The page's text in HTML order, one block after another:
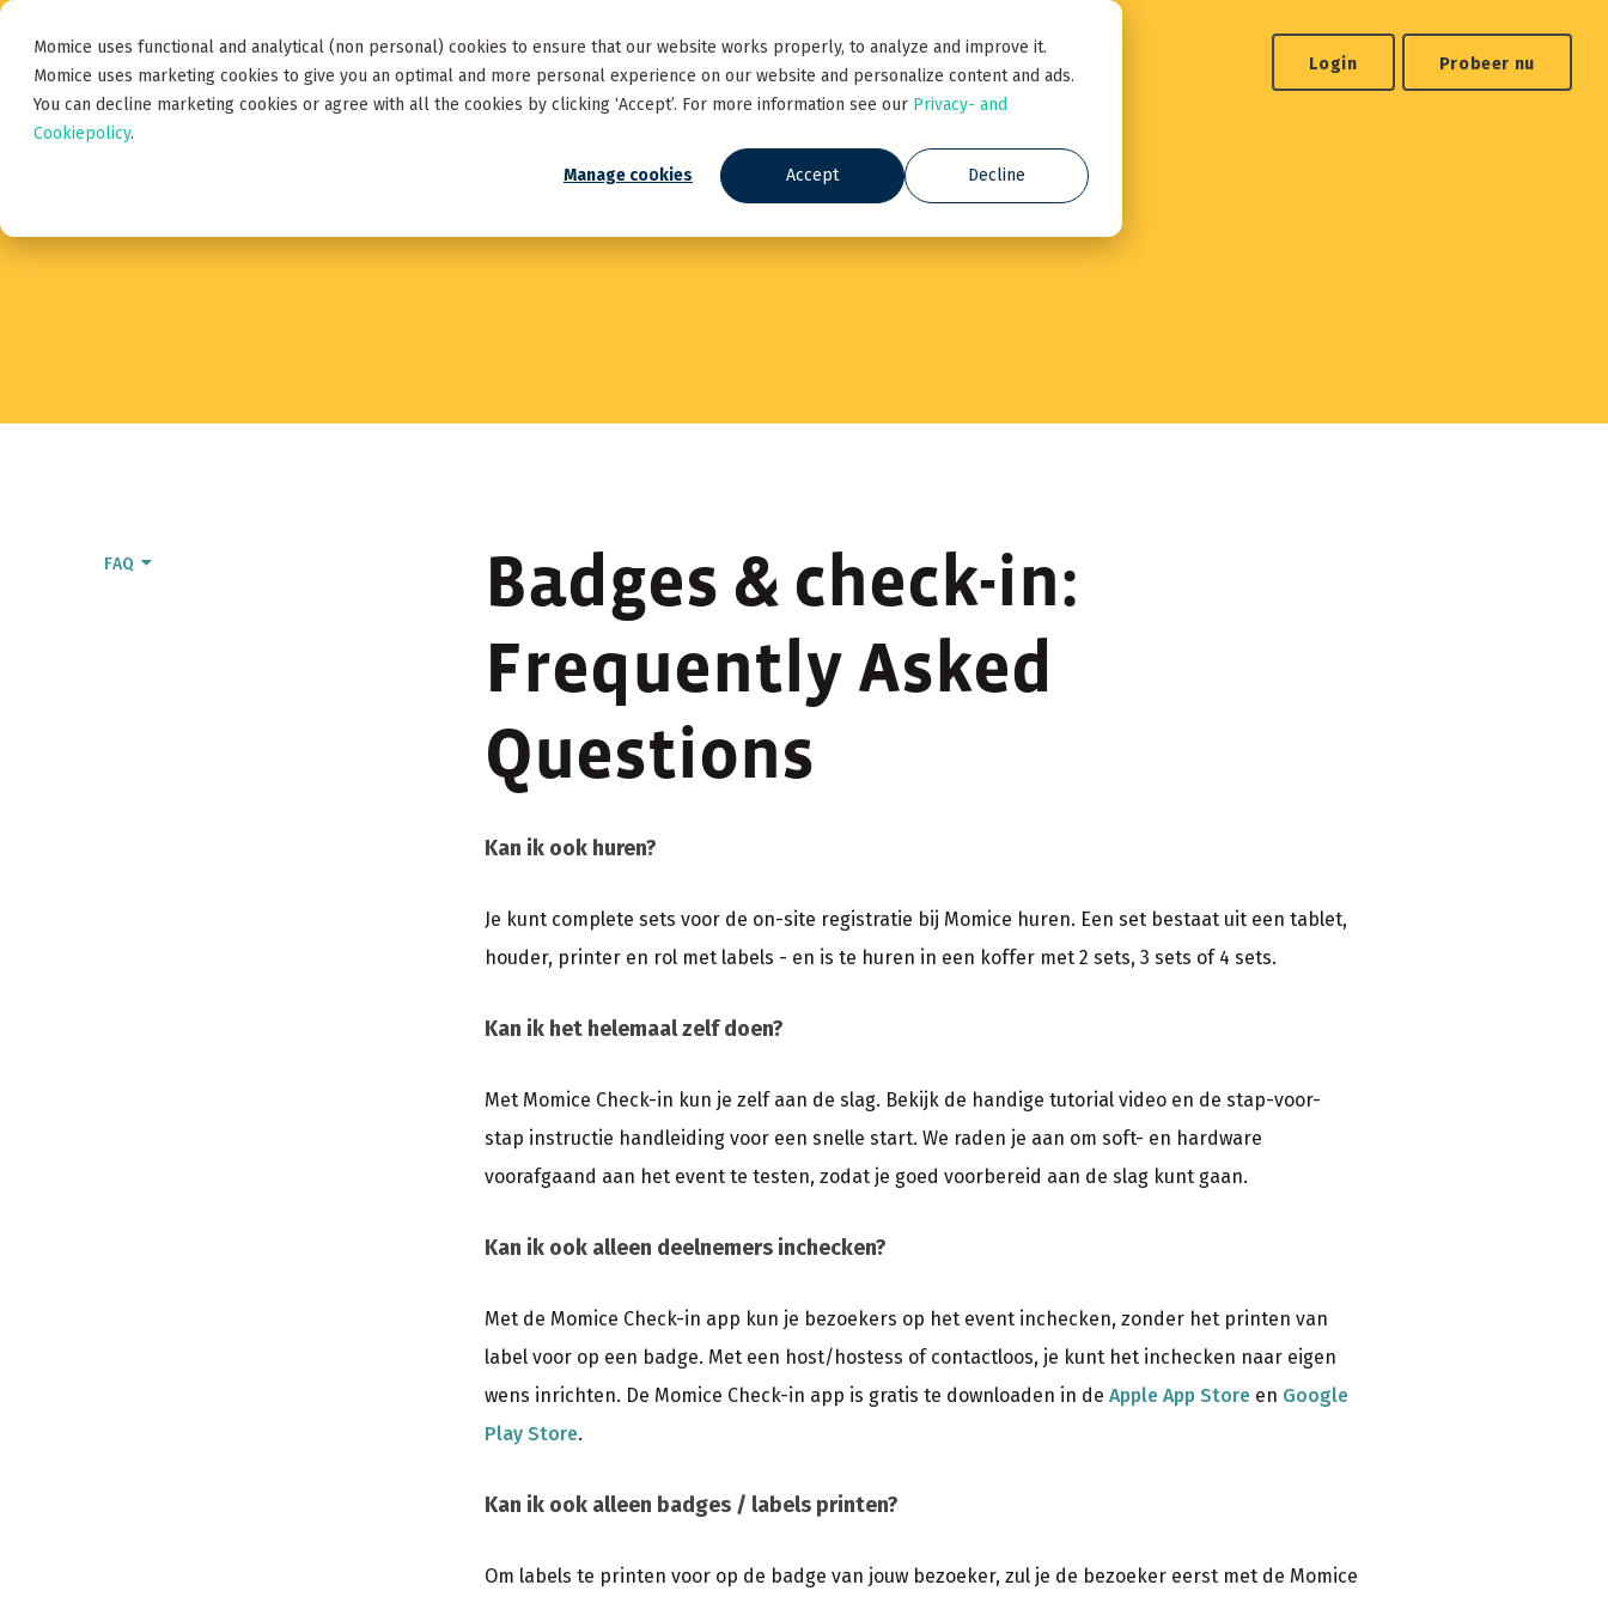
Momice uses functional and analytical (non personal) cookies to ensure that our website works properly, to analyze and improve it.
Momice uses marketing cookies to give you an optimal and more personal experience on our website and personalize content and ads.
You can decline marketing cookies or agree with all the cookies by clicking ‘Accept’. For more information see our Privacy- and
Cookiepolicy.
Manage cookies Accept Decline
Product Voor wie Over Momice Partners Contact Login Probeer nu
FAQ
Badges & check-in:
Frequently Asked
Questions
Kan ik ook huren?
Je kunt complete sets voor de on-site registratie bij Momice huren. Een set bestaat uit een tablet,
houder, printer en rol met labels - en is te huren in een koffer met 2 sets, 3 sets of 4 sets.
Kan ik het helemaal zelf doen?
Met Momice Check-in kun je zelf aan de slag. Bekijk de handige tutorial video en de stap-voor-
stap instructie handleiding voor een snelle start. We raden je aan om soft- en hardware
voorafgaand aan het event te testen, zodat je goed voorbereid aan de slag kunt gaan.
Kan ik ook alleen deelnemers inchecken?
Met de Momice Check-in app kun je bezoekers op het event inchecken, zonder het printen van
label voor op een badge. Met een host/hostess of contactloos, je kunt het inchecken naar eigen
wens inrichten. De Momice Check-in app is gratis te downloaden in de Apple App Storeen Google
Play Store.
Kan ik ook alleen badges / labels printen?
Om labels te printen voor op de badge van jouw bezoeker, zul je de bezoeker eerst met de Momice